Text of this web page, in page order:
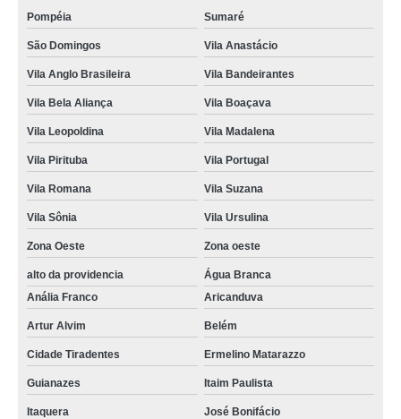
Pompéia Sumaré
São Domingos Vila Anastácio
Vila Anglo Brasileira Vila Bandeirantes
Vila Bela Aliança Vila Boaçava
Vila Leopoldina Vila Madalena
Vila Pirituba Vila Portugal
Vila Romana Vila Suzana
Vila Sônia Vila Ursulina
Zona Oeste Zona oeste
alto da providencia
Água Branca
Anália Franco
Aricanduva
Artur Alvim Belém
Cidade Tiradentes Ermelino Matarazzo
Guianazes Itaim Paulista
Itaquera José Bonifácio